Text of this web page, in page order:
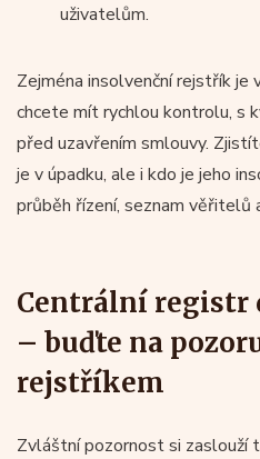
uživatelům.
Zejména insolvenční rejstřík je
chcete mít rychlou kontrolu, s
před uzavřením smlouvy.
je v úpadku, ale i kdo je jeho
průběh řízení, seznam věřitelů
Centrální registr
– buďte na
rejstříkem
Zvláštní pozornost si zaslouží